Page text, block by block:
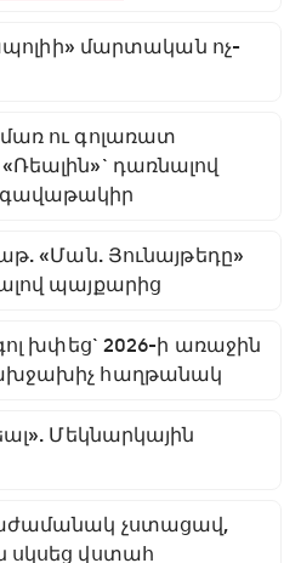
մարտական ոչ-
ու գոլառատ
դառնալով
«Ման. Յունայթեդը»
պայքարից
խփեց` 2026-ի առաջին
հաղթանակ
Մեկնարկային
չստացավ,
սկսեց վստահ